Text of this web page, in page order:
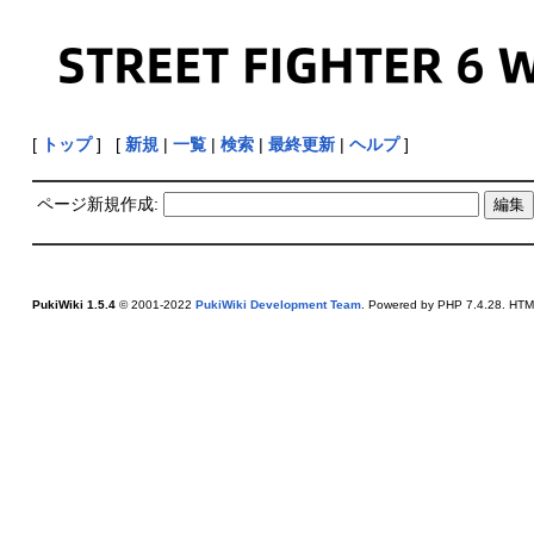
[ トップ] [ 新規| 一覧| 検索| 最終更新| ヘルプ]
ページ新規作成:
PukiWiki 1.5.4© 2001-2022 PukiWiki Development Team. Powered by PHP 7.4.28.